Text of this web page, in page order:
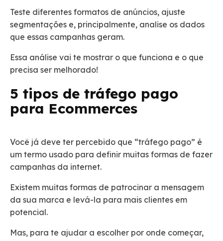
Teste diferentes formatos de anúncios, ajuste
segmentações e, principalmente, analise os dados
que essas campanhas geram.
Essa análise vai te mostrar o que funciona e o que
precisa ser melhorado!
5 tipos de tráfego pago
para Ecommerces
Você já deve ter percebido que “tráfego pago” é
um termo usado para definir muitas formas de fazer
campanhas da internet.
Existem muitas formas de patrocinar a mensagem
da sua marca e levá-la para mais clientes em
potencial.
Mas, para te ajudar a escolher por onde começar,